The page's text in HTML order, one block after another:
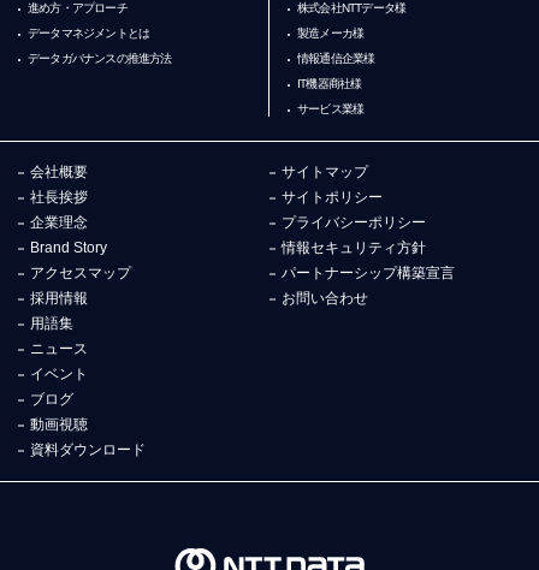
進め方・アプローチ
データマネジメントとは
データガバナンスの推進方法
株式会社NTTデータ様
製造メーカ様
情報通信企業様
IT機器商社様
サービス業様
会社概要
社長挨拶
企業理念
Brand Story
アクセスマップ
採用情報
サイトマップ
サイトポリシー
プライバシーポリシー
情報セキュリティ方針
パートナーシップ構築宣言
お問い合わせ
用語集
ニュース
イベント
ブログ
動画視聴
資料ダウンロード